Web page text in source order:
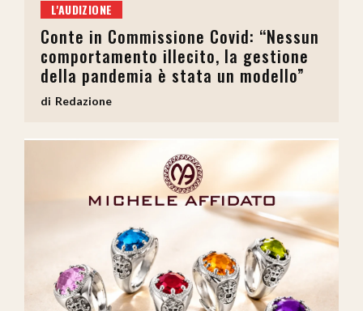
L'AUDIZIONE
Conte in Commissione Covid: “Nessun
comportamento illecito, la gestione
della pandemia è stata un modello”
Redazione